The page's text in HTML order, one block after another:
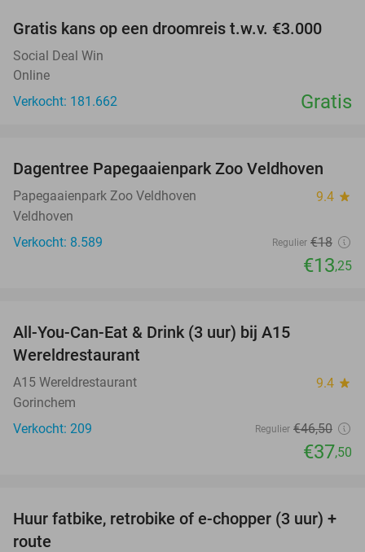
Gratis kans op een droomreis t.w.v. €3.000
Social Deal Win
Online
Verkocht: 181.662
Gratis
26%
Dagentree Papegaaienpark Zoo Veldhoven
Papegaaienpark Zoo Veldhoven 9.4 star
Veldhoven
Verkocht: 8.589
Regulier €18
€13,25
All-You-Can-Eat & Drink (3 uur) bij A15
Wereldrestaurant
A15 Wereldrestaurant 9.4 star
Gorinchem
Verkocht: 209
Regulier €46,50
€37,50
35%
Huur fatbike, retrobike of e-chopper (3 uur) +
route